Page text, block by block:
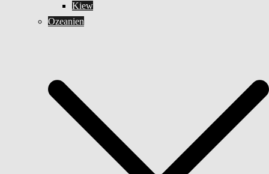
Kiew
Ozeanien